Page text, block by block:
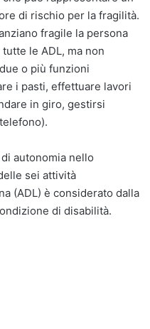
di rischio per la fragilità.
fragile la persona
le ADL, ma non
o più funzioni
i pasti, effettuare lavori
in giro, gestirsi
autonomia nello
sei attività
(ADL) è considerato dalla
di disabilità.